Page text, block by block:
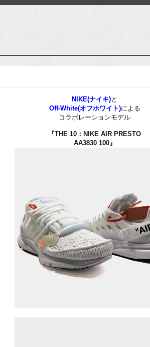
NIKE(ナイキ)と
Off-White(オフホワイト)による
コラボレーションモデル
『THE 10：NIKE AIR PRESTO
AA3830 100』